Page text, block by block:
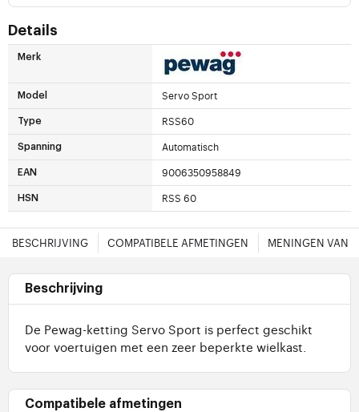
Details
Merk
Model Servo Sport
Type RSS60
Spanning Automatisch
EAN 9006350958849
HSN RSS 60
BESCHRIJVING COMPATIBELE AFMETINGEN MENINGEN VAN
Beschrijving
De Pewag-ketting Servo Sport is perfect geschikt
voor voertuigen met een zeer beperkte wielkast.
Compatibele afmetingen